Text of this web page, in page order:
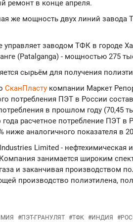
ремонт в конце апреля.
же мощность двух линий завода
управляет заводом ТФК в городе
(Patalganga) - мощностью 275
сырьём для получения
СканПласту компании Маркет
потребления ПЭТ в России
в прошлом году (70,45
года расчетное потребление ПЭТ
ниже аналогичного показателя в
Limited -
занимается широким
и заканчивая производством
производство полиэтилена,
#ПЭТ-ГРАНУЛЯТ #ТФК #ИНДИЯ #